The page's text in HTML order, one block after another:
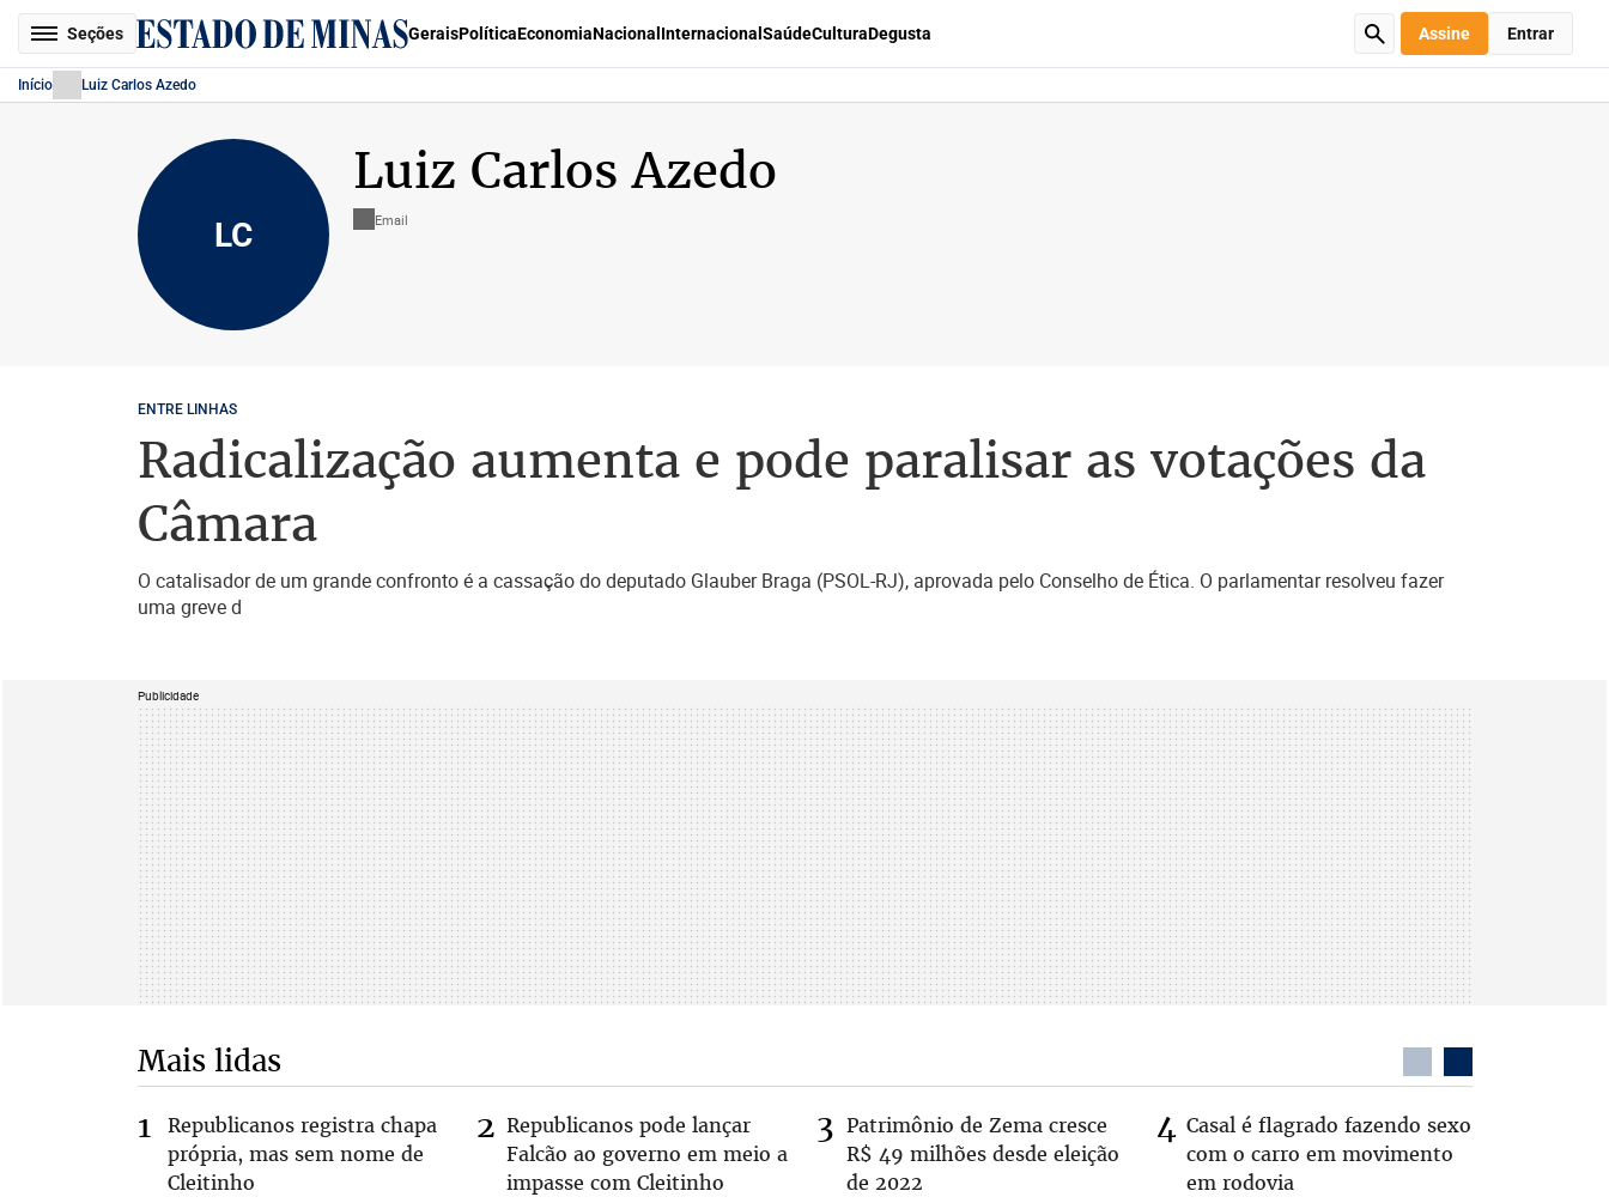
Seções GeraisPolíticaEconomiaNacional Internacional SaúdeCulturaDegusta Assine Entrar
Início Luiz Carlos Azedo
LC
Luiz Carlos Azedo
Email
ENTRE LINHAS
Radicalização aumenta e pode paralisar as votações da
Câmara
O catalisador de um grande confronto é a cassação do deputado Glauber Braga (PSOL-RJ), aprovada pelo Conselho de Ética. O parlamentar resolveu fazer
uma greve d
Publicidade
Mais lidas
Republicanos registra chapa
própria, mas sem nome de
Cleitinho
Republicanos pode lançar
Falcão ao governo em meio a
impasse com Cleitinho
Patrimônio de Zema cresce
R$ 49 milhões desde eleição
de 2022
Casal é flagrado fazendo sexo
com o carro em movimento
em rodovia